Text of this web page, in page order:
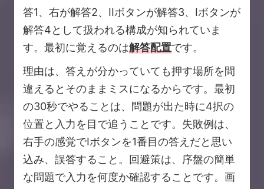
答1、右が解答2、IIボタンが解答3、Iボタンが
解答4として扱われる構成が知られていま
す。最初に覚えるのは解答配置です。
理由は、答えが分かっていても押す場所を間
違えるとそのままミスになるからです。最初
の30秒でやることは、問題が出た時に4択の
位置と入力を目で追うことです。失敗例は、
右手の感覚でIボタンを1番目の答えだと思い
込み、誤答すること。回避策は、序盤の簡単
な問題で入力を何度か確認することです。画